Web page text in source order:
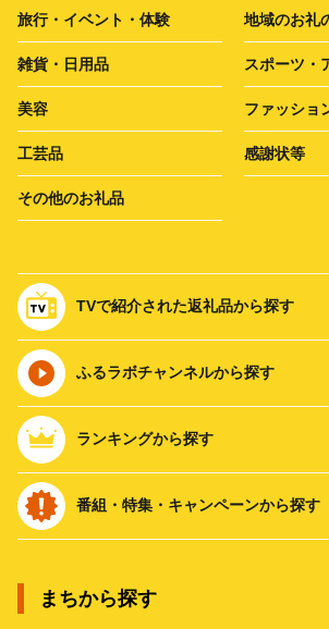
旅行・イベント・体験 地域のお礼
雑貨・日用品 スポーツ・
美容 ファッショ
工芸品 感謝状等
その他のお礼品
TVで紹介された返礼品から探す
ふるラボチャンネルから探す
ランキングから探す
番組・特集・キャンペーンから探す
まちから探す